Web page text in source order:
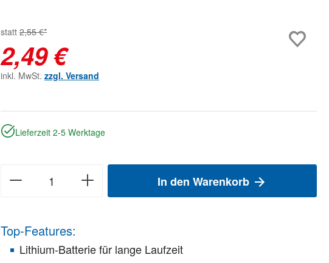
statt 2,55 €*
2,49 €
inkl. MwSt. zzgl. Versand
Lieferzeit 2-5 Werktage
In den Warenkorb
Top-Features:
Lithium-Batterie für lange Laufzeit